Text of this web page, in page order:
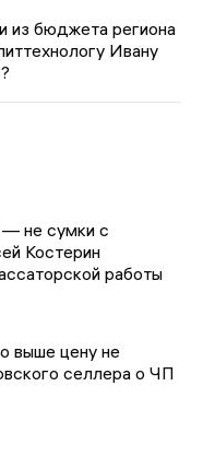
из бюджета региона
Ивану
— не сумки с
Костерин
работы
выше цену не
селлера о ЧП